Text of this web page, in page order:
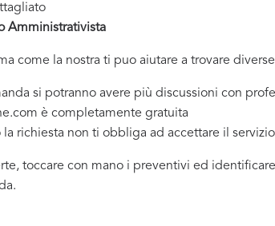
Amministrativista
come la nostra ti puo aiutare a trovare
si potranno avere più discussioni con
è completamente gratuita
richiesta non ti obbliga ad accettare il servizio
toccare con mano i preventivi ed